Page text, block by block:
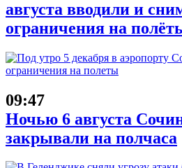
августа вводили и
ограничения на
09:47
Ночью 6 августа
закрывали на полчаса